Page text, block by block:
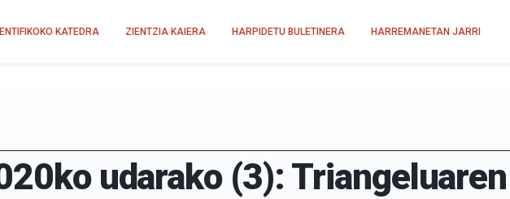
KATEDRA ZIENTZIA KAIERA HARPIDETU BULETINERA HARREMANETAN JARRI
udarako (3):